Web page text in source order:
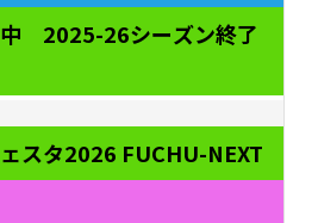
中 2025-26シーズン終了
スタ2026 FUCHU-NEXT